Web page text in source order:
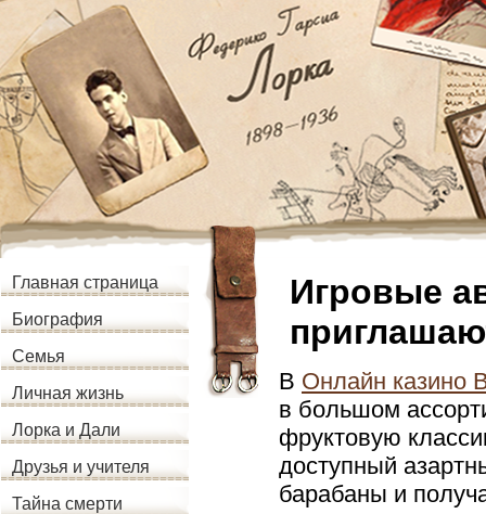
Главная страница
Биография
Семья
Личная жизнь
Лорка и Дали
Друзья и учителя
Тайна смерти
Игровые
В Онлайн казино
в большом
фруктовую
доступный
барабаны и